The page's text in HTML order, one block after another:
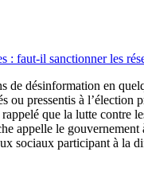
: faut-il sanctionner les
de désinformation en
ou pressentis à l’élection
que la lutte contre
appelle le gouvernement
sociaux participant à la